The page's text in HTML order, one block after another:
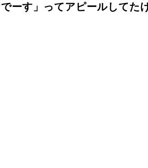
ーす」ってアピールしてた